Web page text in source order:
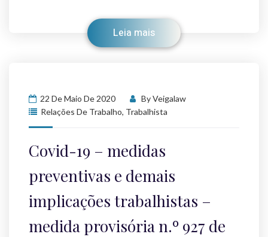
Leia mais
22 De Maio De 2020 ByVeigalaw
Relações De Trabalho, Trabalhista
Covid-19 – medidas
preventivas e demais
implicações trabalhistas –
medida provisória n.º 927 de